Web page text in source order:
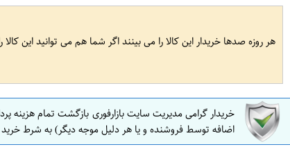
هر روزه صدها خریدار این کالا را می بینند اگر شما هم می توانید این کالا
خریدار گرامی مدیریت سایت بازارفوری بازگشت تمام
اضافه توسط فروشنده و یا هر دلیل موجه دیگر) به شرط